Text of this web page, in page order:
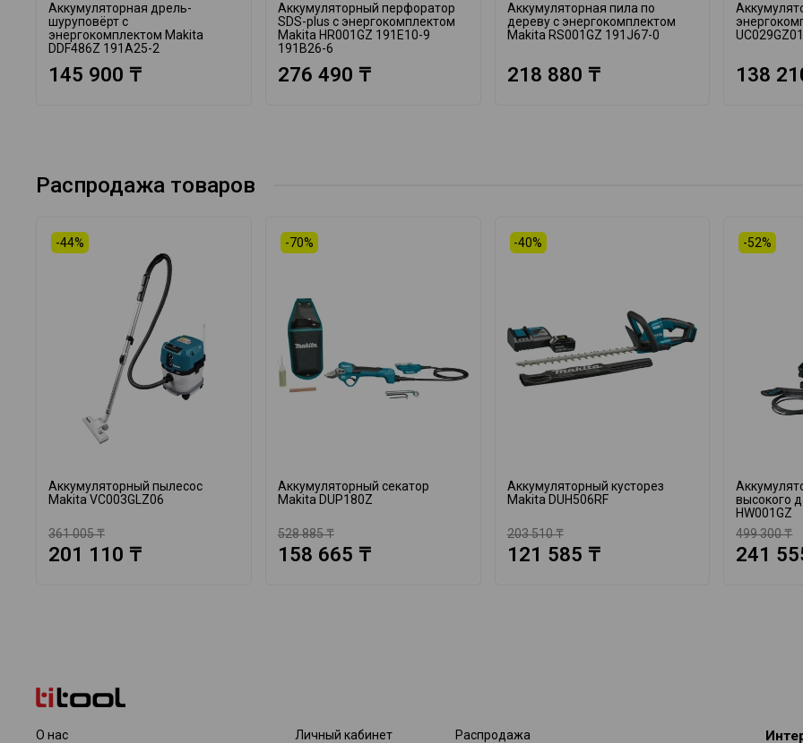
Аккумуляторная дрель-
шуруповёрт с
энергокомплектом Makita
DDF486Z 191A25-2
145 900 ₸
Аккумуляторный перфоратор
SDS-plus с энергокомплектом
Makita HR001GZ 191E10-9
191B26-6
276 490 ₸
Аккумуляторная пила по
дереву с энергокомплектом
Makita RS001GZ 191J67-0
218 880 ₸ 138
Распродажа товаров
-44%
Аккумуляторный пылесос
Makita VC003GLZ06
361 005 ₸
201 110 ₸
-70%
Аккумуляторный секатор
Makita DUP180Z
528 885 ₸
158 665 ₸
-40%
Аккумуляторный кусторез
Makita DUH506RF
203 510 ₸
121 585 ₸
-52%
высокого
HW001GZ
499 300 ₸
241
О нас Личный кабинет Распродажа